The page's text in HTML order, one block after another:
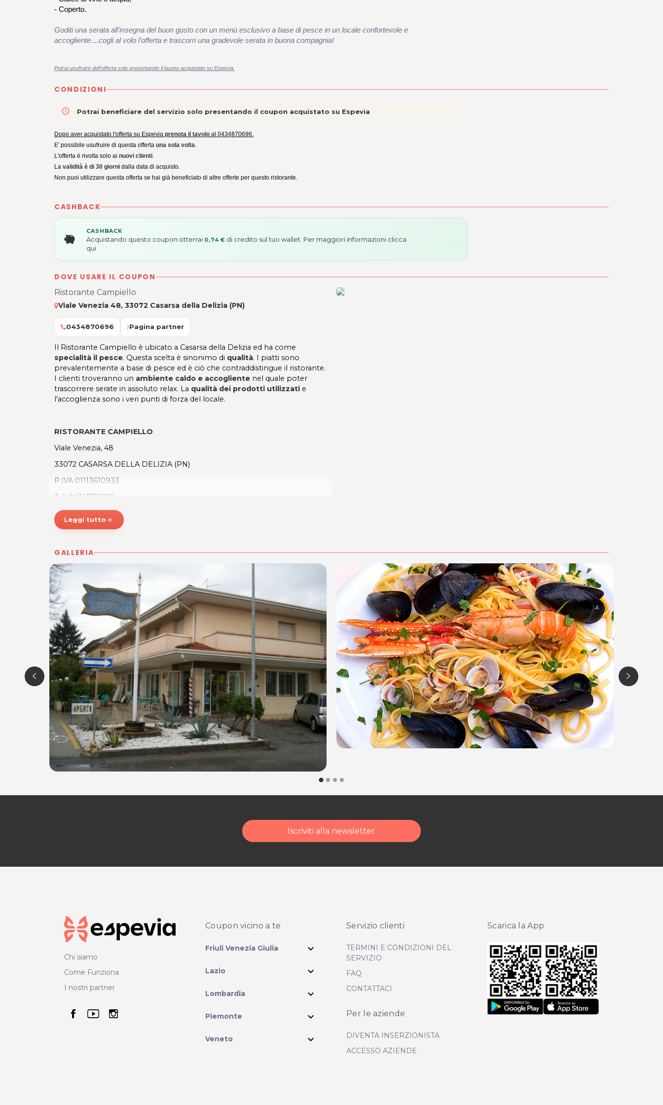
- Coperto.
Goditi una serata all'insegna del buon gusto con un menù esclusivo a base di pesce in un locale confortevole e
accogliente....cogli al volo l'offerta e trascorri una gradevole serata in buona compagnia!
Potrai usufruire dell'offerta solo presentando il buono acquistato su Espevia.
CONDIZIONI
access_time Potrai beneficiare del servizio solo presentando il coupon acquistato su Espevia
Dopo aver acquistato l'offerta su Espevia prenota il tavolo al 0434870696.
E' possibile usufruire di questa offerta una sola volta.
L'offerta è rivolta solo ai nuovi clienti.
La validità è di 30 giorni dalla data di acquisto.
Non puoi utilizzare questa offerta se hai già beneficiato di altre offerte per questo ristorante.
CASHBACK
CASHBACK
Acquistando questo coupon otterrai 0,74 € di credito sul tuo wallet. Per maggiori informazioni clicca
qui
DOVE USARE IL COUPON
Ristorante Campiello
Viale Venezia 48, 33072 Casarsa della Delizia (PN)
0434870696 Pagina partner
Il Ristorante Campiello è ubicato a Casarsa della Delizia ed ha come
specialità il pesce. Questa scelta è sinonimo di qualità. I piatti sono
prevalentemente a base di pesce ed è ciò che contraddistingue il ristorante.
I clienti troveranno un ambiente caldo e accogliente nel quale poter
trascorrere serate in assoluto relax. La qualità dei prodotti utilizzati e
l'accoglienza sono i veri punti di forza del locale.
RISTORANTE CAMPIELLO
Viale Venezia, 48
33072 CASARSA DELLA DELIZIA (PN)
P.IVA 01113610933
Tel. 0434870696
Per ulteriori informazioni sull'offerta o sulle modalità di acquisto scrivi a
Leggi tutto add
GALLERIA
Iscriviti alla newsletter
Chi siamo
Come Funziona
I nostri partner
seguici su facebook
seguici su youtube
seguici su instagram
Coupon vicino a te
Friuli Venezia Giulia expand_more
Lazio expand_more
Lombardia expand_more
Piemonte expand_more
Veneto expand_more
Servizio clienti
TERMINI E CONDIZIONI DEL
SERVIZIO
FAQ
CONTATTACI
Per le aziende
DIVENTA INSERZIONISTA
ACCESSO AZIENDE
Scarica la App